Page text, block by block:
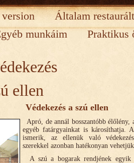
Általam
munkáim Praktikus
ellen
Védekezés a szú ellen
Apró, de annál bosszantóbb
egyéb fatárgyainkat is károsíthatja.
ismerik, az ellenük való
szerekkel azonban hatékonyan
A szú a bogarak rendjének egyik